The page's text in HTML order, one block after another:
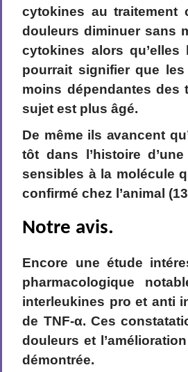
cytokines au
douleurs diminuer sans
cytokines alors
pourrait signifier que
moins dépendantes des
sujet est plus âgé.
De même ils avancent
tôt dans l’histoire
sensibles à la molécule
confirmé chez l’animal
Notre avis.
Encore une étude
pharmacologique
interleukines pro et anti
de TNF-α. Ces
douleurs et
démontrée.